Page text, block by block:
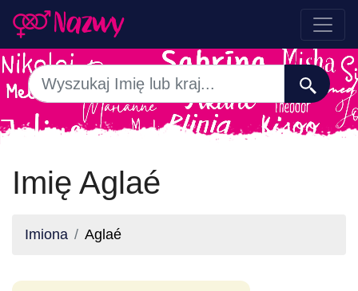
Imię Aglaé
Imiona Aglaé